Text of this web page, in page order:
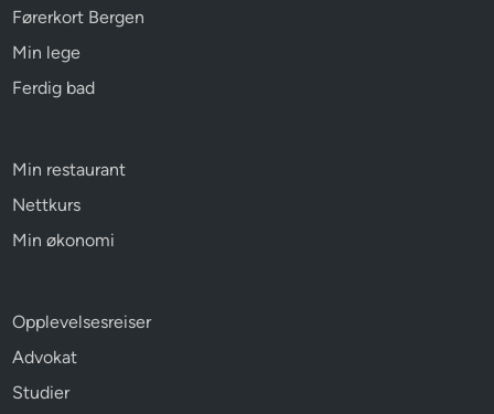
Førerkort Bergen
Min lege
Ferdig bad
Min restaurant
Nettkurs
Min økonomi
Opplevelsesreiser
Advokat
Studier